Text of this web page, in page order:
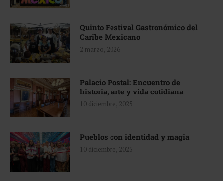
Quinto Festival Gastronómico del
Caribe Mexicano
2 marzo, 2026
Palacio Postal: Encuentro de
historia, arte y vida cotidiana
10 diciembre, 2025
Pueblos con identidad y magia
10 diciembre, 2025